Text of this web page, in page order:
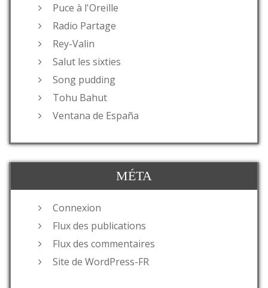
Puce à l'Oreille
Radio Partage
Rey-Valin
Salut les sixties
Song pudding
Tohu Bahut
Ventana de España
MÉTA
Connexion
Flux des publications
Flux des commentaires
Site de WordPress-FR